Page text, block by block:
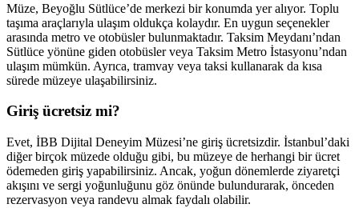
Müze, Beyoğlu Sütlüce’de merkezi bir konumda yer alıyor. Toplu
taşıma araçlarıyla ulaşım oldukça kolaydır. En uygun seçenekler
arasında metro ve otobüsler bulunmaktadır. Taksim Meydanı’ndan
Sütlüce yönüne giden otobüsler veya Taksim Metro İstasyonu’ndan
ulaşım mümkün. Ayrıca, tramvay veya taksi kullanarak da kısa
sürede müzeye ulaşabilirsiniz.
Giriş ücretsiz mi?
Evet, İBB Dijital Deneyim Müzesi’ne giriş ücretsizdir. İstanbul’daki
diğer birçok müzede olduğu gibi, bu müzeye de herhangi bir ücret
ödemeden giriş yapabilirsiniz. Ancak, yoğun dönemlerde ziyaretçi
akışını ve sergi yoğunluğunu göz önünde bulundurarak, önceden
rezervasyon veya randevu almak faydalı olabilir.